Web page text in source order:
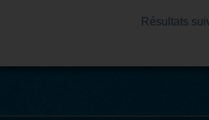
Résultats